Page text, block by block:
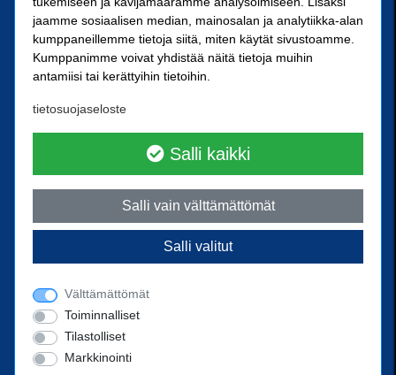
Kuoppamäentie 10
33800 Tampere
00390 Helsinki
Ota yhteyttä
Puhelin02 238 3300
© 2022 SN-Kiinnike Oy
jaamme sosiaalisen median, mainosalan ja analytiikka-alan
kumppaneillemme tietoja siitä, miten käytät sivustoamme.
Kumppanimme voivat yhdistää näitä tietoja muihin
antamiisi tai kerättyihin tietoihin.
tietosuojaseloste
Salli kaikki
Salli vain välttämättömät
Salli valitut
Välttämättömät
Toiminnalliset
Tilastolliset
Markkinointi